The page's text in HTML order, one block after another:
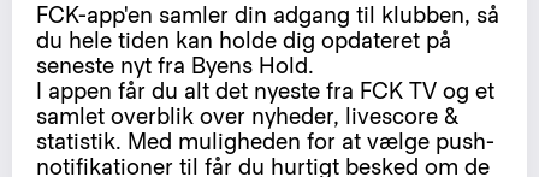
FCK-app'en samler din adgang til klubben, så
du hele tiden kan holde dig opdateret på
seneste nyt fra Byens Hold.
I appen får du alt det nyeste fra FCK TV og et
samlet overblik over nyheder, livescore &
statistik. Med muligheden for at vælge push-
notifikationer til får du hurtigt besked om de